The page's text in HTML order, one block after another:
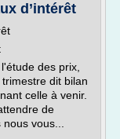
d’intérêt
des prix,
dit bilan
celle à venir.
de
vous...